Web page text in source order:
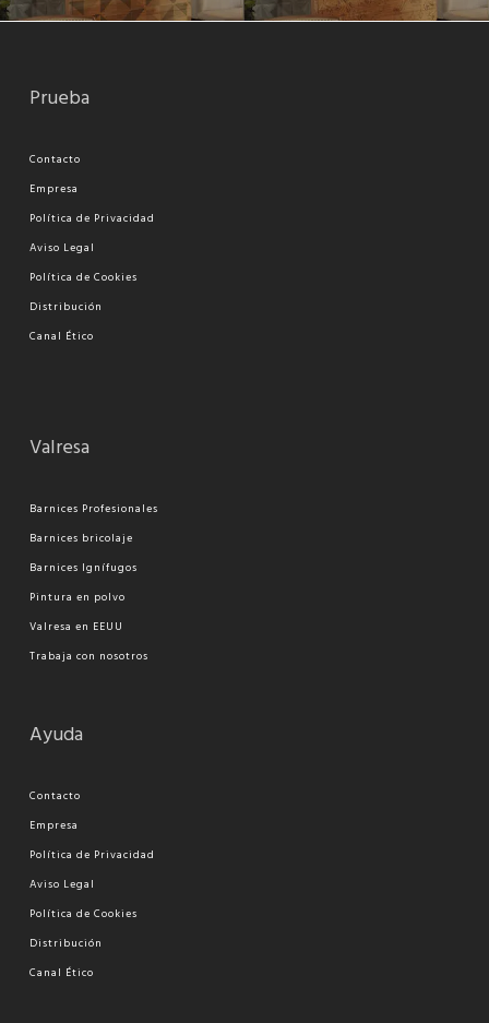
Prueba
Contacto
Empresa
Política de Privacidad
Aviso Legal
Política de Cookies
Distribución
Canal Ético
Valresa
Barnices Profesionales
Barnices bricolaje
Barnices Ignífugos
Pintura en polvo
Valresa en EEUU
Trabaja con nosotros
Ayuda
Contacto
Empresa
Política de Privacidad
Aviso Legal
Política de Cookies
Distribución
Canal Ético